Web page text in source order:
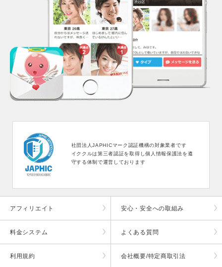
社団法人JAPHICマーク認証機構の対象業者です
イククルは第三者認証を取得し個人情報保護法を遵
守する体制で運営しております
アフィリエイト 安心・安全への取組み
料金システム よくある質問
利用規約 会社概要/特定商取引法